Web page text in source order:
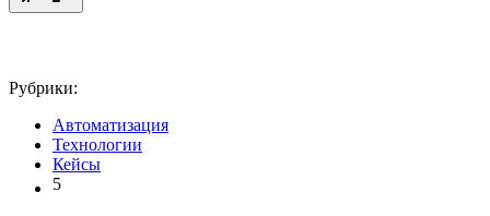
Рубрики:
Автоматизация
Технологии
Кейсы
5